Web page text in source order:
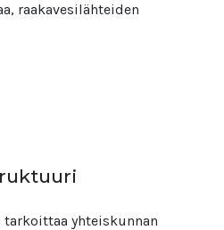
raakavesilähteiden
yhteiskunnan